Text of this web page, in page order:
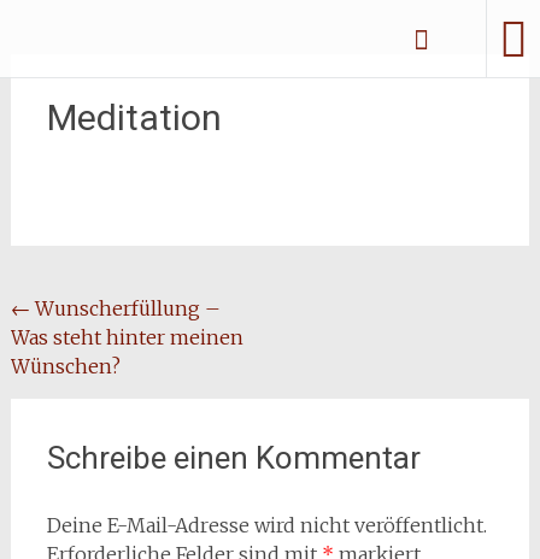
springen
Meditation
Beitragsnavigation
← Wunscherfüllung –
Was steht hinter meinen
Wünschen?
Schreibe einen Kommentar
Deine E-Mail-Adresse wird nicht veröffentlicht.
Erforderliche Felder sind mit * markiert